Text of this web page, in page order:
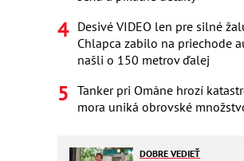
Desivé VIDEO len pre silné
Chlapca zabilo na priechode
našli o 150 metrov ďalej
Tanker pri Ománe hrozí
mora uniká obrovské
DOBRE VEDIEŤ